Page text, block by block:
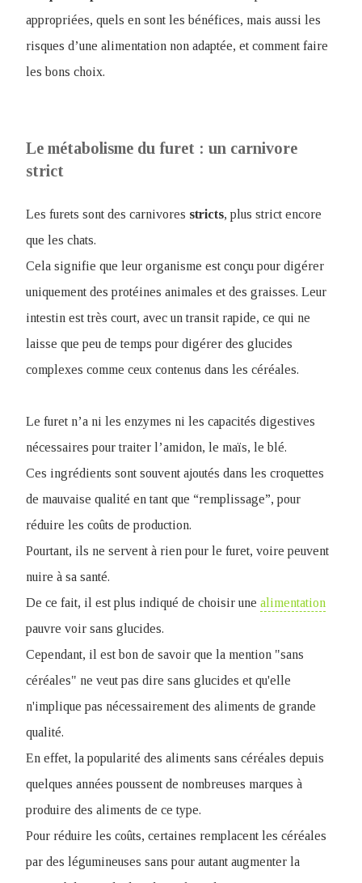
appropriées, quels en sont les bénéfices, mais aussi les
risques d’une alimentation non adaptée, et comment faire
les bons choix.
Le métabolisme du furet : un carnivore
strict
Les furets sont des carnivores stricts, plus strict encore
que les chats.
Cela signifie que leur organisme est conçu pour digérer
uniquement des protéines animales et des graisses. Leur
intestin est très court, avec un transit rapide, ce qui ne
laisse que peu de temps pour digérer des glucides
complexes comme ceux contenus dans les céréales.
Le furet n’a ni les enzymes ni les capacités digestives
nécessaires pour traiter l’amidon, le maïs, le blé.
Ces ingrédients sont souvent ajoutés dans les croquettes
de mauvaise qualité en tant que “remplissage”, pour
réduire les coûts de production.
Pourtant, ils ne servent à rien pour le furet, voire peuvent
nuire à sa santé.
De ce fait, il est plus indiqué de choisir une alimentation
pauvre voir sans glucides.
Cependant, il est bon de savoir que la mention "sans
céréales" ne veut pas dire sans glucides et qu'elle
n'implique pas nécessairement des aliments de grande
qualité.
En effet, la popularité des aliments sans céréales depuis
quelques années poussent de nombreuses marques à
produire des aliments de ce type.
Pour réduire les coûts, certaines remplacent les céréales
par des légumineuses sans pour autant augmenter la